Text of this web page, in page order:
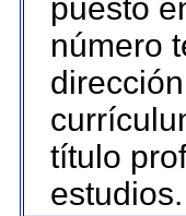
puesto
número
título
estudios.